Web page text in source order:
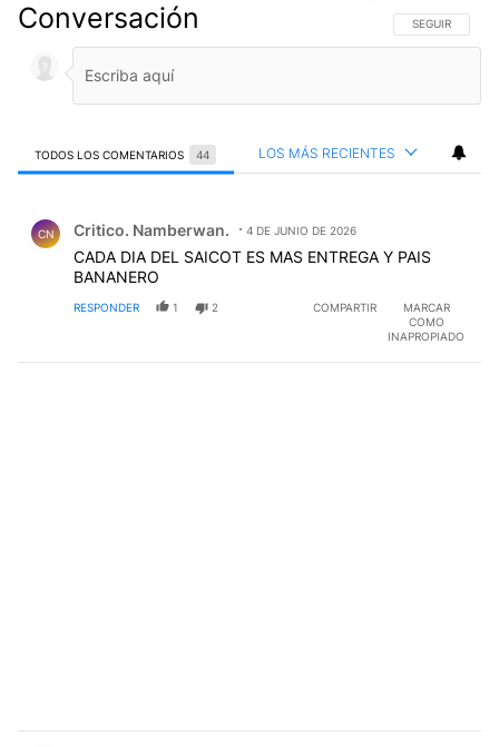
Conversación SIGA ESTA
SEGUIR
TODOS LOS COMENTARIOS 44 LOS MÁS RECIENTES
CN Critico. Namberwan. 4 DE JUNIO DE 2026
CADA DIA DEL SAICOT ES MAS ENTREGA Y PAIS
BANANERO
RESPONDER 1 2 COMPARTIR
MARCAR
COMO
INAPROPIADO